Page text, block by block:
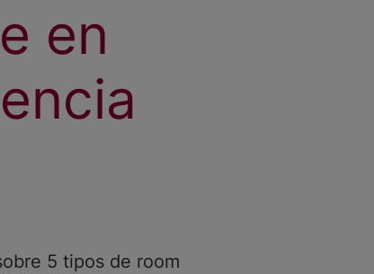
en
5 tipos de room